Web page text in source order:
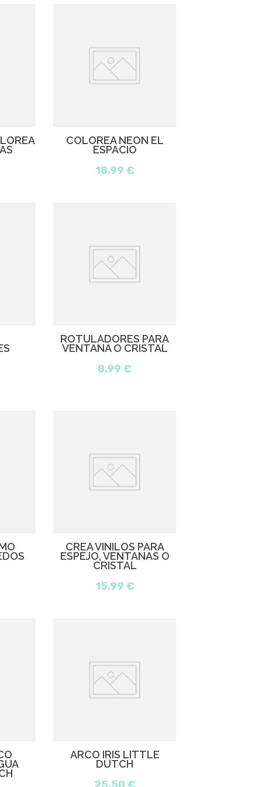
COLOREA NEÓN EL
ESPACIO
18,99 €
ROTULADORES PARA
VENTANA O CRISTAL
8,99 €
CREA VINILOS PARA
ESPEJO, VENTANAS O
CRISTAL
15,99 €
ARCO IRIS LITTLE
DUTCH
25,50 €